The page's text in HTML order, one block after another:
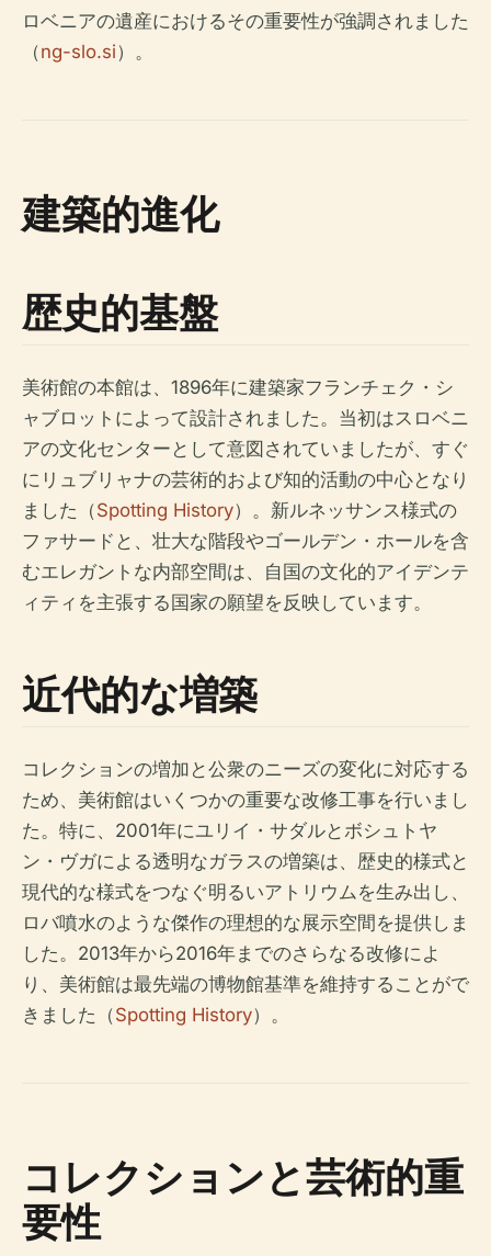
ロベニアの遺産におけるその重要性が強調されました
（ng-slo.si）。
建築的進化
歴史的基盤
美術館の本館は、1896年に建築家フランチェク・シ
ャブロットによって設計されました。当初はスロベニ
アの文化センターとして意図されていましたが、すぐ
にリュブリャナの芸術的および知的活動の中心となり
ました（Spotting History）。新ルネッサンス様式の
ファサードと、壮大な階段やゴールデン・ホールを含
むエレガントな内部空間は、自国の文化的アイデンテ
ィティを主張する国家の願望を反映しています。
近代的な増築
コレクションの増加と公衆のニーズの変化に対応する
ため、美術館はいくつかの重要な改修工事を行いまし
た。特に、2001年にユリイ・サダルとボシュトヤ
ン・ヴガによる透明なガラスの増築は、歴史的様式と
現代的な様式をつなぐ明るいアトリウムを生み出し、
ロバ噴水のような傑作の理想的な展示空間を提供しま
した。2013年から2016年までのさらなる改修によ
り、美術館は最先端の博物館基準を維持することがで
きました（Spotting History）。
コレクションと芸術的重
要性